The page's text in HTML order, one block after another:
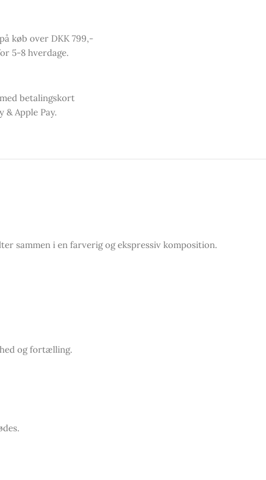
køb over DKK 799,-
5-8 hverdage.
betalingskort
& Apple Pay.
sammen i en farverig og ekspressiv komposition.
og fortælling.